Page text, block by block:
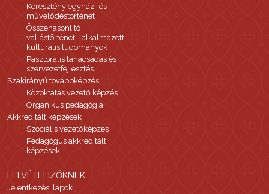
Keresztény egyház- és
művelődéstörténet
Összehasonlító
vallástörténet - alkalmazott
kulturális tudományok
Pasztorális tanácsadás és
szervezetfejlesztés
Szakirányú továbbképzés
Közoktatás vezető képzés
Organikus pedagógia
Akkreditált képzések
Szociális vezetőképzés
Pedagógus akkreditált
képzések
FELVÉTELIZŐKNEK
Jelentkezési lapok